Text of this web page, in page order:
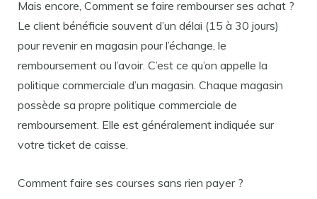
Mais encore, Comment se faire rembourser ses achat ?
Le client bénéficie souvent d’un délai (15 à 30 jours)
pour revenir en magasin pour l’échange, le
remboursement ou l’avoir. C’est ce qu’on appelle la
politique commerciale d’un magasin. Chaque magasin
possède sa propre politique commerciale de
remboursement. Elle est généralement indiquée sur
votre ticket de caisse.
Comment faire ses courses sans rien payer ?